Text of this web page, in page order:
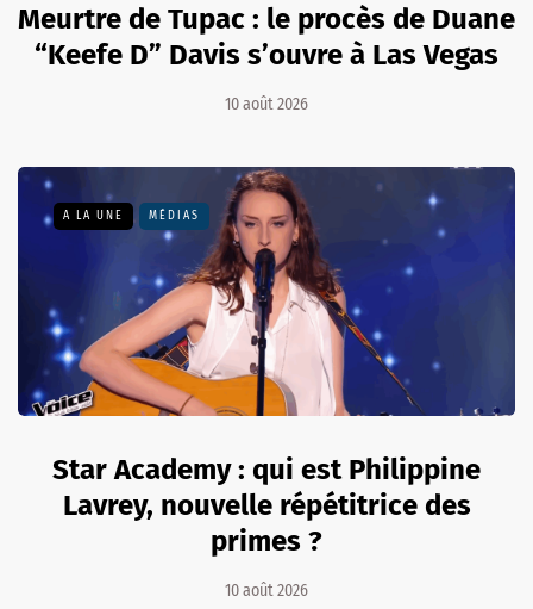
Meurtre de Tupac : le procès de Duane
“Keefe D” Davis s’ouvre à Las Vegas
10 août 2026
A LA UNE MÉDIAS
Star Academy : qui est Philippine
Lavrey, nouvelle répétitrice des
primes ?
10 août 2026